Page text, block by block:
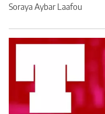
Soraya Aybar Laafou